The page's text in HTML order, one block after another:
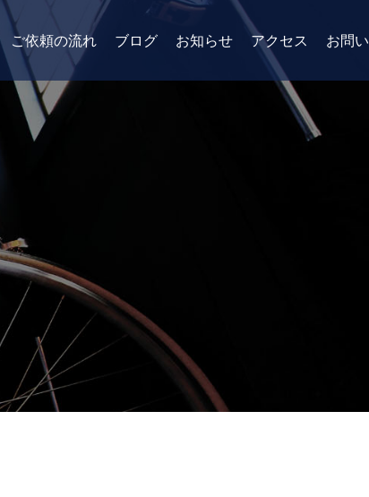
ご依頼の流れ ブログ お知らせ アクセス お問